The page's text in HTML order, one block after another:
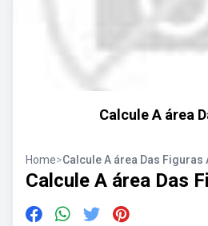
Calcule A área
Home>Calcule A área Das Figuras
Calcule A área Das